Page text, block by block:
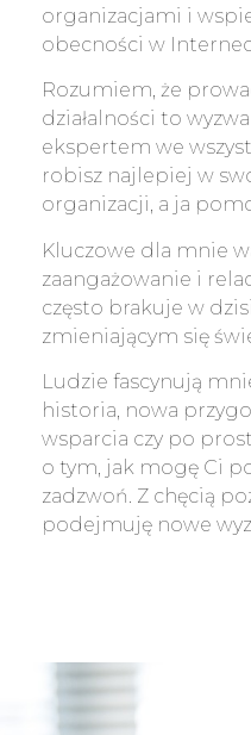
organizacjami i
obecności w
Rozumiem, że
działalności to
ekspertem we
robisz najlepiej w
organizacji, a ja
Kluczowe dla mnie
zaangażowanie i
często brakuje w
zmieniającym się
Ludzie fascynują
historia, nowa
wsparcia czy po
o tym, jak mogę Ci
zadzwoń. Z chęcią
podejmuję nowe